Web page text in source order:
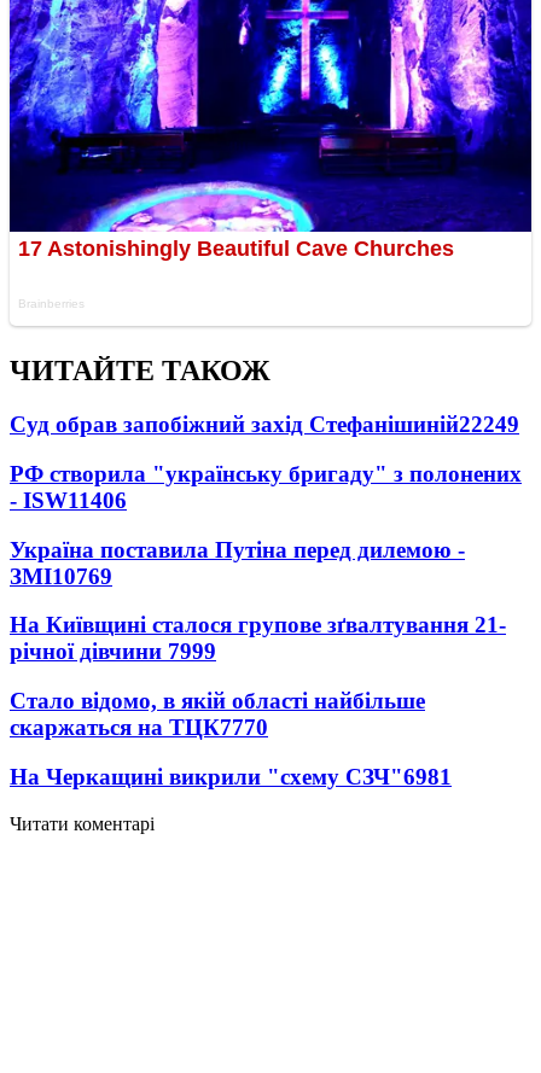
ЧИТАЙТЕ ТАКОЖ
Суд обрав запобіжний захід Стефанішиній22249
РФ створила "українську бригаду" з полонених
- ISW11406
Україна поставила Путіна перед дилемою -
ЗМІ10769
На Київщині сталося групове зґвалтування 21-
річної дівчини 7999
Стало відомо, в якій області найбільше
скаржаться на ТЦК7770
На Черкащині викрили "схему СЗЧ"6981
Читати коментарі